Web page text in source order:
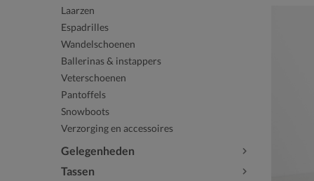
Laarzen
Espadrilles
Wandelschoenen
Ballerinas & instappers
Veterschoenen
Pantoffels
Snowboots
Verzorging en accessoires
Gelegenheden
Tassen